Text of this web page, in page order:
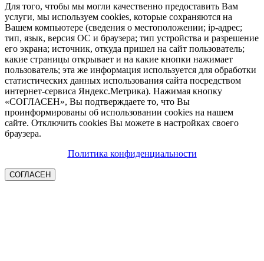
Для того, чтобы мы могли качественно предоставить Вам
услуги, мы используем cookies, которые сохраняются на
Вашем компьютере (сведения о местоположении; ip-адрес;
тип, язык, версия ОС и браузера; тип устройства и разрешение
его экрана; источник, откуда пришел на сайт пользователь;
какие страницы открывает и на какие кнопки нажимает
пользователь; эта же информация используется для обработки
статистических данных использования сайта посредством
интернет-сервиса Яндекс.Метрика). Нажимая кнопку
«СОГЛАСЕН», Вы подтверждаете то, что Вы
проинформированы об использовании cookies на нашем
сайте. Отключить cookies Вы можете в настройках своего
браузера.
Политика конфиденциальности
СОГЛАСЕН